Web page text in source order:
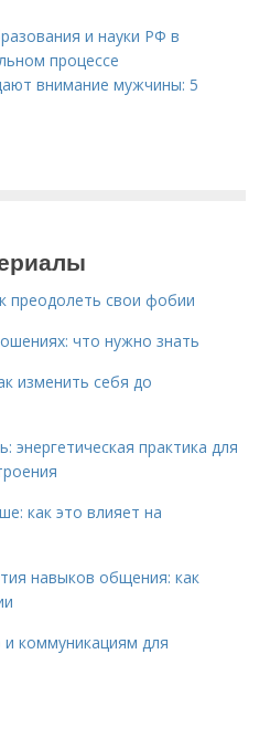
и науки РФ в
процессе
внимание мужчины: 5
преодолеть свои фобии
что нужно знать
изменить себя до
энергетическая практика для
как это влияет на
навыков общения: как
коммуникациям для